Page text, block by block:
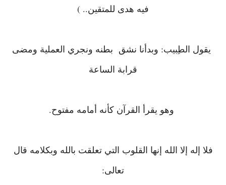
فيه هدى للمتقين.. )
يقول الطِبيب: وبدأنا نشق بطنه ونجري العملية ومضى
قرابة الساعة
وهو يقرأ القرآن كأنه أمامه مفتوح.
فلا إله إلا الله إنها القلوب التي تعلقت بالله وبكلامه قال
تعالى: